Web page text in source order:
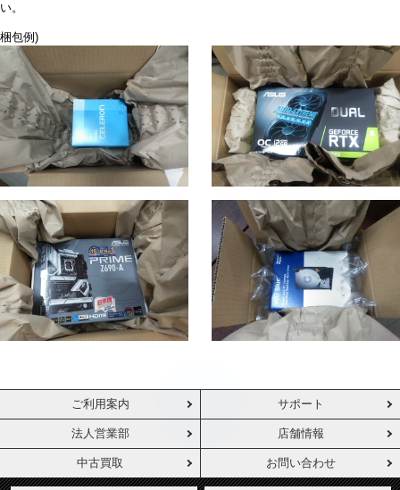
い。
梱包例)
ご利用案内 サポート
法人営業部 店舗情報
中古買取 お問い合わせ